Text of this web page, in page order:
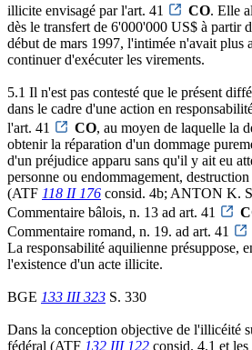
illicite envisagé par l'art. 41
CO. Elle
dès le transfert de 6'000'000 US$ à partir
début de mars 1997, l'intimée n'avait plus
continuer d'exécuter les virements.
5.1 Il n'est pas contesté que le présent
dans le cadre d'une action en
l'art. 41
CO, au moyen de laquelle la
obtenir la réparation d'un dommage
d'un préjudice apparu sans qu'il y ait eu
personne ou endommagement,
(ATF 118 II 176 consid. 4b; ANTON K.
Commentaire bâlois, n. 13 ad art. 41
Commentaire romand, n. 19. ad art. 41
La responsabilité aquilienne présuppose,
l'existence d'un acte illicite.
BGE 133 III 323 S. 330
Dans la conception objective de l'illicéité
fédéral (ATF 132 III 122 consid. 4.1 et